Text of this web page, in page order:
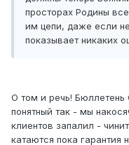
просторах Родины
им цепи, даже если
показывает никаких
О том и речь! Бюллетень
понятный так - мы
клиентов запалил -
катаются пока гарантия